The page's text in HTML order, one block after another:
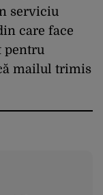
serviciu
care face
pentru
mailul trimis